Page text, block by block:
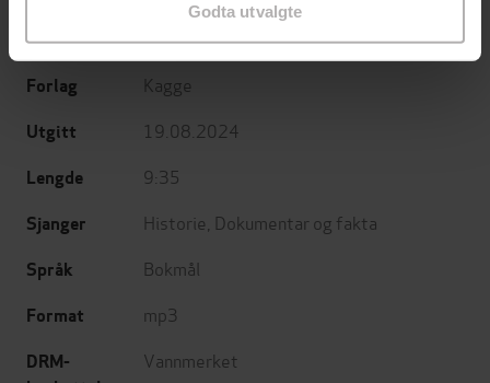
Godta utvalgte
Sven Egil Omdal(forfatter),
Nergaard(innleser)
Forlag Kagge
Utgitt 19.08.2024
Lengde 9:35
Sjanger Historie Dokumentar og fakta
Språk Bokmål
Format mp3
DRM-
Vannmerket